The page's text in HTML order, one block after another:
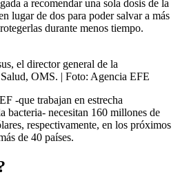
a recomendar una sola dosis de la
lugar de dos para poder salvar a más
durante menos tiempo.
el director general de la
OMS. | Foto: Agencia EFE
-que trabajan en estrecha
bacteria- necesitan 160 millones de
respectivamente, en los próximos
de 40 países.